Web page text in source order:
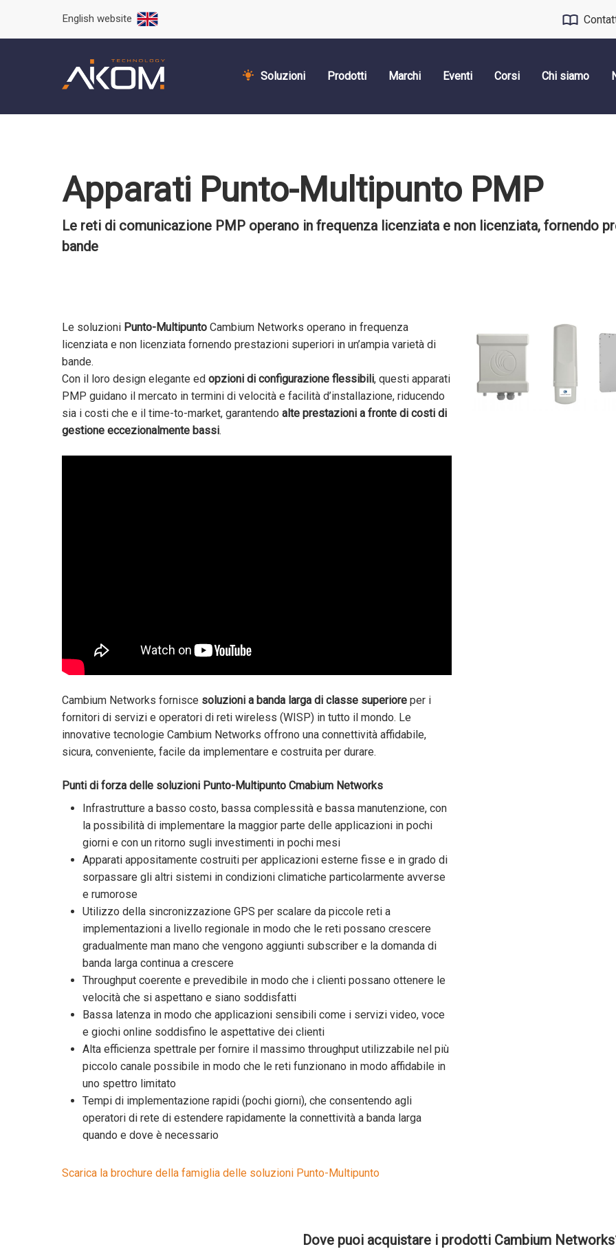
English website
Soluzioni Prodotti Marchi Eventi Corsi Chi siamo
Apparati Punto-Multipunto PMP
Le reti di comunicazione PMP operano in frequenza licenziata e non licenziata, fornendo
bande
Le soluzioni Punto-Multipunto Cambium Networks operano in frequenza
licenziata e non licenziata fornendo prestazioni superiori in un’ampia varietà di
bande.
Con il loro design elegante ed opzioni di configurazione flessibili, questi apparati
PMP guidano il mercato in termini di velocità e facilità d’installazione, riducendo
sia i costi che e il time-to-market, garantendo alte prestazioni a fronte di costi di
gestione eccezionalmente bassi.
Cambium Networks fornisce soluzioni a banda larga di classe superiore per i
fornitori di servizi e operatori di reti wireless (WISP) in tutto il mondo. Le
innovative tecnologie Cambium Networks offrono una connettività affidabile,
sicura, conveniente, facile da implementare e costruita per durare.
Punti di forza delle soluzioni Punto-Multipunto Cmabium Networks
Infrastrutture a basso costo, bassa complessità e bassa manutenzione, con
la possibilità di implementare la maggior parte delle applicazioni in pochi
giorni e con un ritorno sugli investimenti in pochi mesi
Apparati appositamente costruiti per applicazioni esterne fisse e in grado di
sorpassare gli altri sistemi in condizioni climatiche particolarmente avverse
e rumorose
Utilizzo della sincronizzazione GPS per scalare da piccole reti a
implementazioni a livello regionale in modo che le reti possano crescere
gradualmente man mano che vengono aggiunti subscriber e la domanda di
banda larga continua a crescere
Throughput coerente e prevedibile in modo che i clienti possano ottenere le
velocità che si aspettano e siano soddisfatti
Bassa latenza in modo che applicazioni sensibili come i servizi video, voce
e giochi online soddisfino le aspettative dei clienti
Alta efficienza spettrale per fornire il massimo throughput utilizzabile nel più
piccolo canale possibile in modo che le reti funzionano in modo affidabile in
uno spettro limitato
Tempi di implementazione rapidi (pochi giorni), che consentendo agli
operatori di rete di estendere rapidamente la connettività a banda larga
quando e dove è necessario
Scarica la brochure della famiglia delle soluzioni Punto-Multipunto
Dove puoi acquistare i prodotti Cambium